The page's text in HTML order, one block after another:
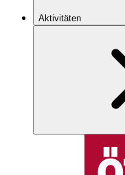
Aktivitäten